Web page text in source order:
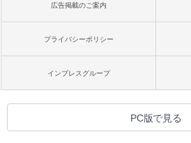
広告掲載のご案内
プライバシーポリシー
インプレスグループ
PC版で見る